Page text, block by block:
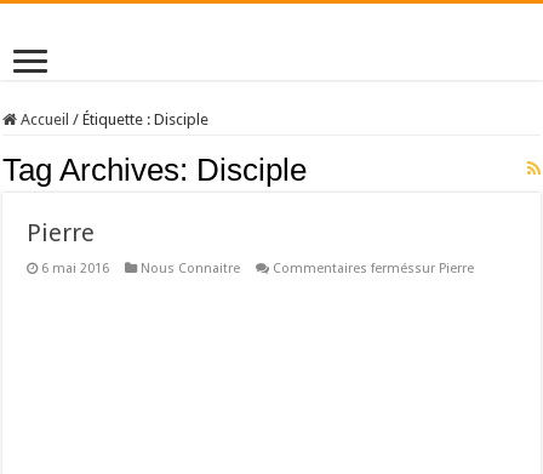
Accueil / Étiquette :Disciple
Tag Archives: Disciple
Pierre
6 mai 2016 Nous Connaitre Commentaires ferméssur Pierre